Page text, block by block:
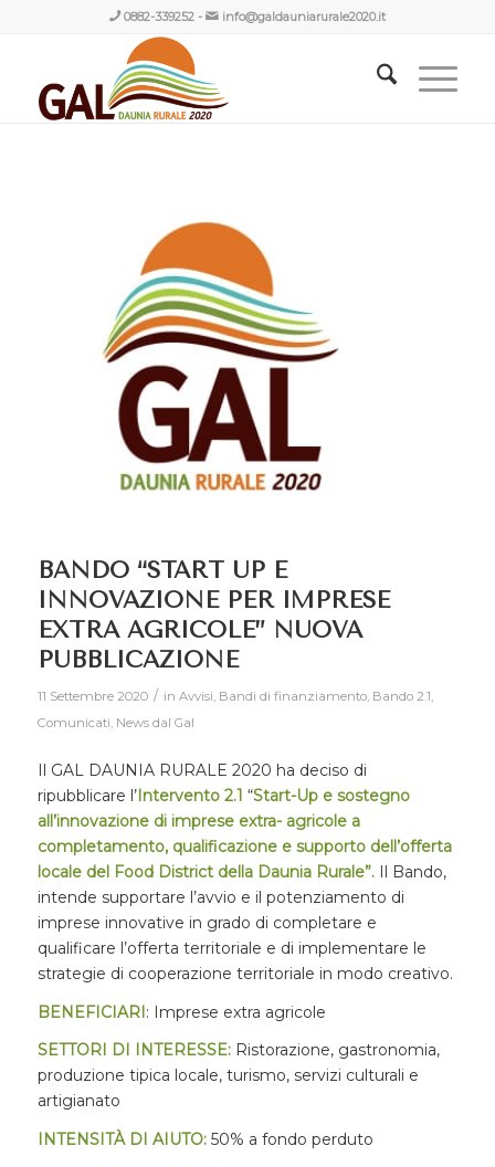
0882-339252- info@galdauniarurale2020.it
BANDO “START UP E
INNOVAZIONE PER IMPRESE
EXTRA AGRICOLE” NUOVA
PUBBLICAZIONE
11 Settembre 2020 / in Avvisi Bandi di finanziamento, Bando 2.1
Comunicati News dal Gal
Il GAL DAUNIA RURALE 2020 ha deciso di
ripubblicare l’Intervento 2.1 “Start-Up e sostegno
all’innovazione di imprese extra- agricole a
completamento, qualificazione e supporto dell’offerta
locale del Food District della Daunia Rurale”. Il Bando,
intende supportare l’avvio e il potenziamento di
imprese innovative in grado di completare e
qualificare l’offerta territoriale e di implementare le
strategie di cooperazione territoriale in modo creativo.
BENEFICIARI: Imprese extra agricole
SETTORI DI INTERESSE: Ristorazione, gastronomia,
produzione tipica locale, turismo, servizi culturali e
artigianato
INTENSITÀ DI AIUTO:50% a fondo perduto